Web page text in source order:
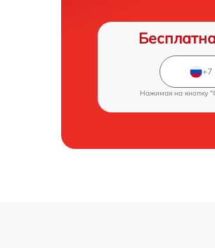
Нажимая на кнопку